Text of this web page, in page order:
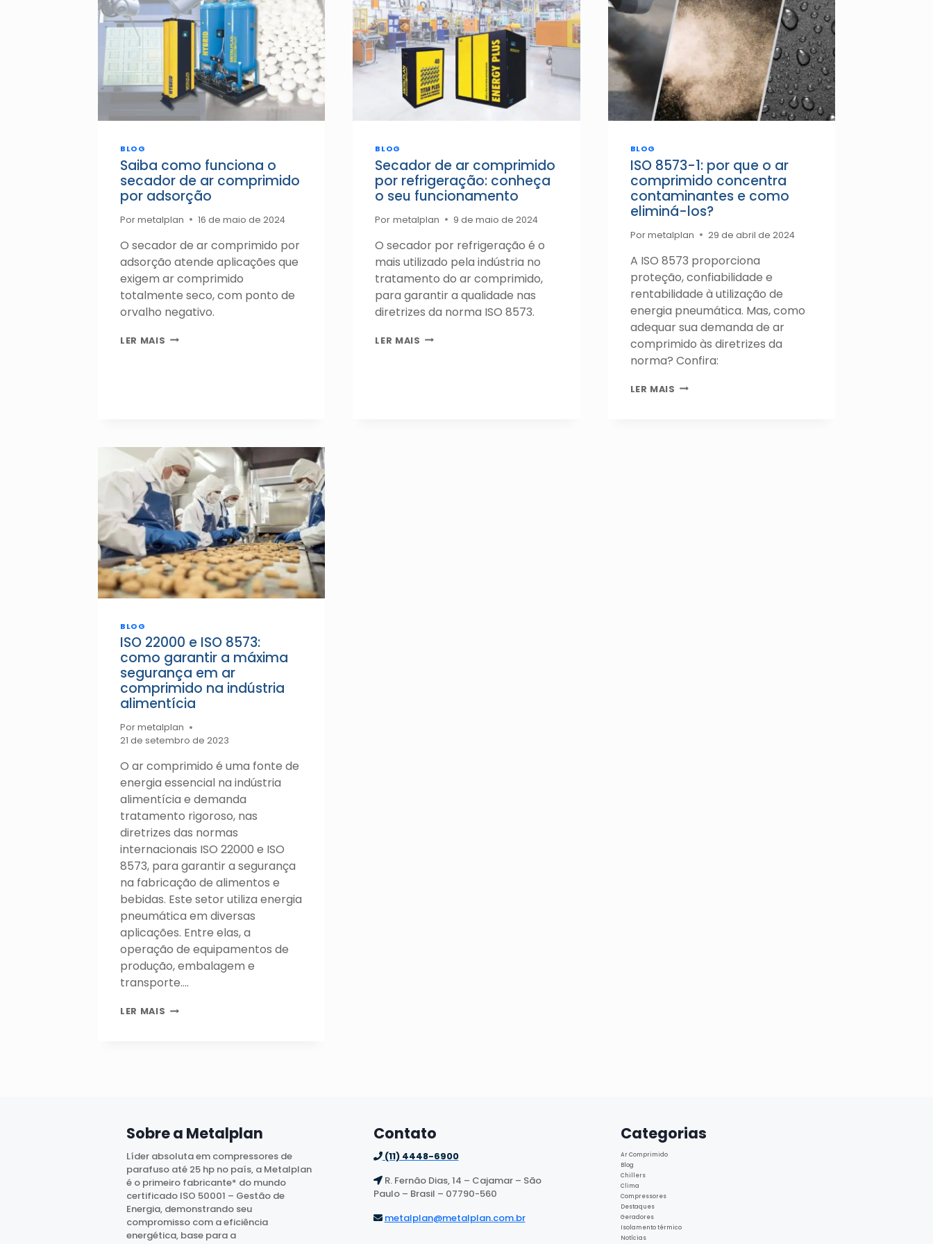
BLOG
Saiba como funciona o
secador de ar comprimido
por adsorção
Pormetalplan 16 de maio de 2024
O secador de ar comprimido por
adsorção atende aplicações que
exigem ar comprimido
totalmente seco, com ponto de
orvalho negativo.
LER MAIS SAIBA
ADSORÇÃO
BLOG
Secador de ar comprimido
por refrigeração: conheça
o seu funcionamento
Por metalplan 9 de maio de 2024
O secador por refrigeração é o
mais utilizado pela indústria no
tratamento do ar comprimido,
para garantir a qualidade nas
diretrizes da norma ISO 8573.
LER MAIS SECADOR
BLOG
ISO 8573-1: por que o ar
comprimido concentra
contaminantes e como
eliminá-los?
Por metalplan 29 de abril de 2024
A ISO 8573 proporciona
proteção, confiabilidade e
rentabilidade à utilização de
energia pneumática. Mas, como
adequar sua demanda de ar
comprimido às diretrizes da
norma? Confira:
LER MAIS ISO
BLOG
ISO 22000 e ISO 8573:
como garantir a máxima
segurança em ar
comprimido na indústria
alimentícia
Pormetalplan
21 de setembro de 2023
O ar comprimido é uma fonte de
energia essencial na indústria
alimentícia e demanda
tratamento rigoroso, nas
diretrizes das normas
internacionais ISO 22000 e ISO
8573, para garantir a segurança
na fabricação de alimentos e
bebidas. Este setor utiliza energia
pneumática em diversas
aplicações. Entre elas, a
operação de equipamentos de
produção, embalagem e
transporte….
LER MAIS ISO
SEGURANÇA
EM
AR
COMPRIMIDO
NA
INDÚSTRIA
ALIMENTÍCIA
Sobre a Metalplan
Líder absoluta em compressores de
parafuso até 25 hp no país, a Metalplan
é o primeiro fabricante* do mundo
certificado ISO 50001 – Gestão de
Energia, demonstrando seu
compromisso com a eficiência
energética, base para a
Contato
(11) 4448-6900
R. Fernão Dias, 14 – Cajamar – São
Paulo – Brasil – 07790-560
metalplan@metalplan.com.br
Categorias
Ar Comprimido
Blog
Chillers
Clima
Compressores
Destaques
Geradores
Isolamento térmico
Notícias